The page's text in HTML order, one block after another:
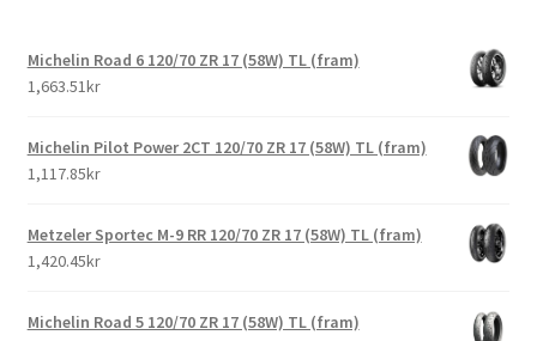
Michelin Road 6 120/70 ZR 17 (58W) TL (fram)
1,663.51kr
Michelin Pilot Power 2CT 120/70 ZR 17 (58W) TL (fram)
1,117.85kr
Metzeler Sportec M-9 RR 120/70 ZR 17 (58W) TL (fram)
1,420.45kr
Michelin Road 5 120/70 ZR 17 (58W) TL (fram)